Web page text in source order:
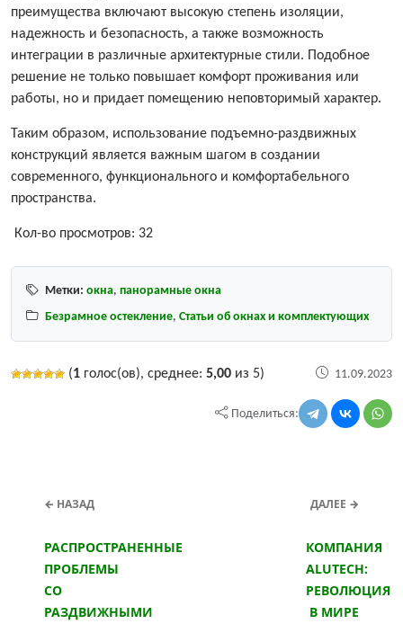
преимущества включают высокую степень изоляции,
надежность и безопасность, а также возможность
интеграции в различные архитектурные стили. Подобное
решение не только повышает комфорт проживания или
работы, но и придает помещению неповторимый характер.
Таким образом, использование подъемно-раздвижных
конструкций является важным шагом в создании
современного, функционального и комфортабельного
пространства.
Кол-во просмотров: 32
Метки: окна, панорамные окна
Безрамное остекление, Статьи об окнах и комплектующих
(1 голос(ов), среднее: 5,00 из 5) 11.09.2023
Поделиться:
← НАЗАД
РАСПРОСТРАНЕННЫЕ
ПРОБЛЕМЫ
СО
РАЗДВИЖНЫМИ
ДАЛЕЕ →
КОМПАНИЯ
ALUTECH:
РЕВОЛЮЦИЯ
В МИРЕ